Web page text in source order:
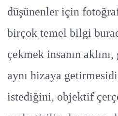
düşünenler için
birçok temel bilgi
çekmek insanın
aynı hizaya
istediğini, objektif